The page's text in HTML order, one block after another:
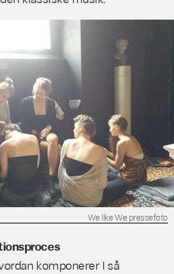
We like We pressefoto
komponerer I så